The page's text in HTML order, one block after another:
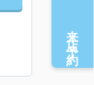
来店予約